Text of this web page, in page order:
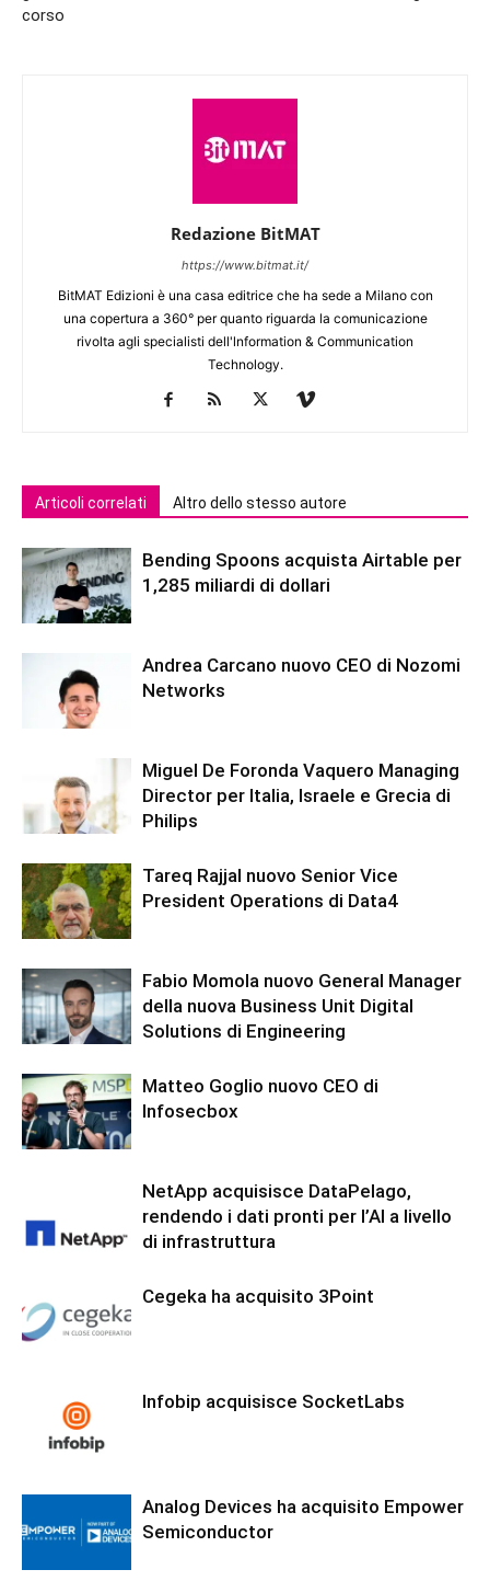
corso
Redazione BitMAT
https://www.bitmat.it/
BitMAT Edizioni è una casa editrice che ha sede a Milano con
una copertura a 360° per quanto riguarda la comunicazione
rivolta agli specialisti dell'lnformation & Communication
Technology.
Articoli correlati Altro dello stesso autore
Bending Spoons acquista Airtable per
1,285 miliardi di dollari
Andrea Carcano nuovo CEO di Nozomi
Networks
Miguel De Foronda Vaquero Managing
Director per Italia, Israele e Grecia di
Philips
Tareq Rajjal nuovo Senior Vice
President Operations di Data4
Fabio Momola nuovo General Manager
della nuova Business Unit Digital
Solutions di Engineering
Matteo Goglio nuovo CEO di
Infosecbox
NetApp acquisisce DataPelago,
rendendo i dati pronti per l’AI a livello
di infrastruttura
Cegeka ha acquisito 3Point
Infobip acquisisce SocketLabs
Analog Devices ha acquisito Empower
Semiconductor